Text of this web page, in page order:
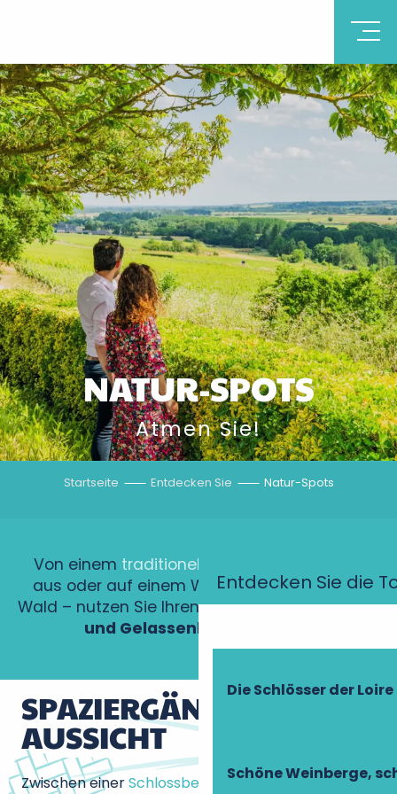
Entdecken Sie die
Die Schlösser der Loire
Schöne Weinberge,
NATUR-SPOTS
Atmen Sie!
Startseite Entdecken Sie Natur-Spots
Von einem traditionellen Boot
aus oder auf einem Wanderweg mitten im
Wald – nutzen Sie Ihren Urlaub, umSauerstoff
und Gelassenheit
SPAZIERGÄNGE MIT
AUSSICHT
Zwischen einerSchlossbesichtigungund einer